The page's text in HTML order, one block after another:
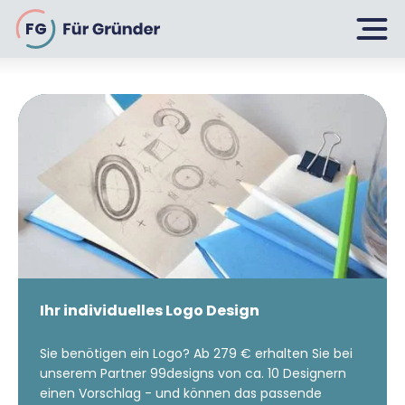
FG
Selbstständig machen
Über 500 Geschäftsideen
Bin ich ein Gründer?
Geschäftsmodell entwickeln
Businessplan schreiben
Businessplan-Vorlage & Muster
Finanzplan erstellen
Top 15 Franchise
Gründen
Firma gründen: 10 Tipps
Rechtsform wählen
Geschäftskonto-Vergleich
Wachsen
6 Tipps zum Start
Fördermittelcheck machen
Kunden gewinnen
Fördermittel
Ihr individuelles Logo Design
Sie benötigen ein Logo? Ab 279 € erhalten Sie bei
unserem Partner 99designs von ca. 10 Designern
einen Vorschlag - und können das passende